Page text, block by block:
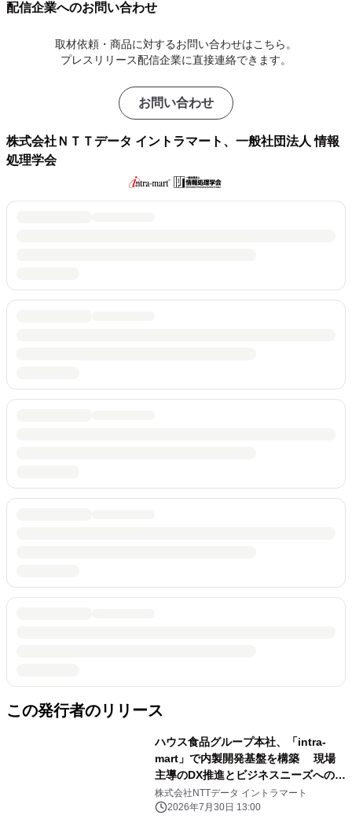
配信企業へのお問い合わせ
取材依頼・商品に対するお問い合わせはこちら。
プレスリリース配信企業に直接連絡できます。
お問い合わせ
株式会社ＮＴＴデータ イントラマート、一般社団法人 情報
処理学会
この発行者のリリース
ハウス食品グループ本社、「intra-
mart」で内製開発基盤を構築 現場
主導のDX推進とビジネスニーズへのス
ピーディーな対応を実現
株式会社NTTデータ イントラマート
2026年7月30日 13:00